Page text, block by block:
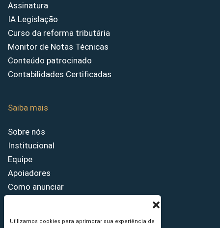
Utilizamos cookies para aprimorar sua experiência de
Assinatura
IA Legislação
Curso da reforma tributária
Monitor de Notas Técnicas
Conteúdo patrocinado
Contabilidades Certificadas
Saiba mais
Sobre nós
Institucional
Equipe
Apoiadores
Como anunciar